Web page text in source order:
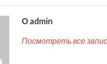
О admin
Посмотреть все